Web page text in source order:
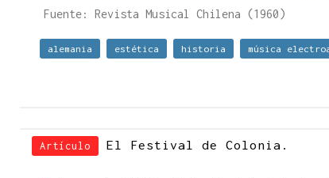
Fuente: Revista Musical Chilena (1960)
alemania estética historia música
Artículo El Festival de Colonia.